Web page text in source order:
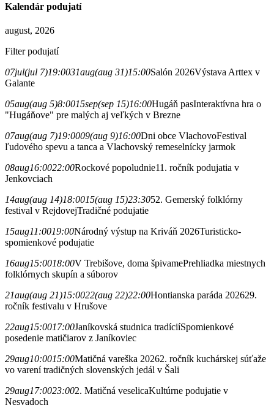
Kalendár podujatí
august, 2026
Filter podujatí
07jul(jul 7)19:0031aug(aug 31)15:00Salón 2026Výstava Arttex v
Galante
05aug(aug 5)8:0015sep(sep 15)16:00Hugáň pasInteraktívna hra o
"Hugáňove" pre malých aj veľkých v Brezne
07aug(aug 7)19:0009(aug 9)16:00Dni obce VlachovoFestival
ľudového spevu a tanca a Vlachovský remeselnícky jarmok
08aug16:0022:00Rockové popoludnie11. ročník podujatia v
Jenkovciach
14aug(aug 14)18:0015(aug 15)23:3052. Gemerský folklórny
festival v RejdovejTradičné podujatie
15aug11:0019:00Národný výstup na Kriváň 2026Turisticko-
spomienkové podujatie
16aug15:0018:00V Trebišove, doma špivamePrehliadka miestnych
folklórnych skupín a súborov
21aug(aug 21)15:0022(aug 22)22:00Hontianska paráda 202629.
ročník festivalu v Hrušove
22aug15:0017:00Janíkovská studnica tradíciíSpomienkové
posedenie matičiarov z Janíkoviec
29aug10:0015:00Matičná vareška 20262. ročník kuchárskej súťaže
vo varení tradičných slovenských jedál v Šali
29aug17:0023:002. Matičná veselicaKultúrne podujatie v
Nesvadoch